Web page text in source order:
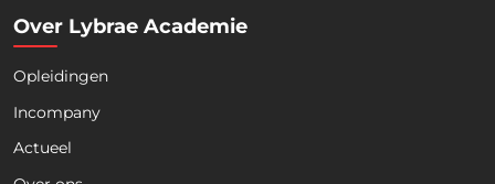
Over Lybrae Academie
Opleidingen
Incompany
Actueel
Naam